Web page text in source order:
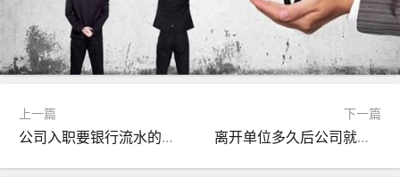
上一篇
公司入职要银行流水的目的是什么？
下一篇
离开单位多久后公司就不会给你开离职了？